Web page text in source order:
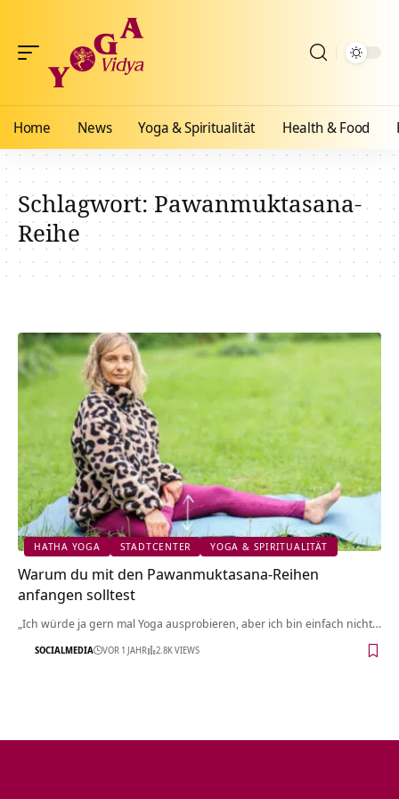
Home News Yoga & Spiritualität Health & Food
Schlagwort:Pawanmuktasana-
Reihe
HATHA YOGA STADTCENTER YOGA & SPIRITUALITÄT
Warum du mit den Pawanmuktasana-Reihen
anfangen solltest
„Ich würde ja gern mal Yoga ausprobieren, aber ich bin einfach nicht…
SOCIALMEDIA VOR 1 JAHR 2.8K VIEWS